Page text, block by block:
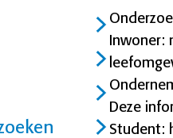
Inwoner:
Deze
Student: